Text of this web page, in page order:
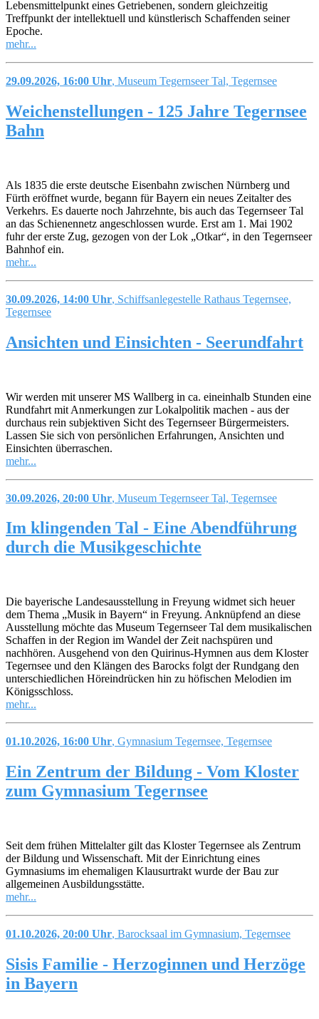
Lebensmittelpunkt eines Getriebenen, sondern gleichzeitig
Treffpunkt der intellektuell und künstlerisch Schaffenden seiner
Epoche.
mehr...
29.09.2026, 16:00 Uhr, Museum Tegernseer Tal, Tegernsee
Weichenstellungen - 125 Jahre Tegernsee
Bahn
Als 1835 die erste deutsche Eisenbahn zwischen Nürnberg und
Fürth eröffnet wurde, begann für Bayern ein neues Zeitalter des
Verkehrs. Es dauerte noch Jahrzehnte, bis auch das Tegernseer Tal
an das Schienennetz angeschlossen wurde. Erst am 1. Mai 1902
fuhr der erste Zug, gezogen von der Lok „Otkar“, in den Tegernseer
Bahnhof ein.
mehr...
30.09.2026, 14:00 Uhr, Schiffsanlegestelle Rathaus Tegernsee,
Tegernsee
Ansichten und Einsichten - Seerundfahrt
Wir werden mit unserer MS Wallberg in ca. eineinhalb Stunden eine
Rundfahrt mit Anmerkungen zur Lokalpolitik machen - aus der
durchaus rein subjektiven Sicht des Tegernseer Bürgermeisters.
Lassen Sie sich von persönlichen Erfahrungen, Ansichten und
Einsichten überraschen.
mehr...
30.09.2026, 20:00 Uhr, Museum Tegernseer Tal, Tegernsee
Im klingenden Tal - Eine Abendführung
durch die Musikgeschichte
Die bayerische Landesausstellung in Freyung widmet sich heuer
dem Thema „Musik in Bayern“ in Freyung. Anknüpfend an diese
Ausstellung möchte das Museum Tegernseer Tal dem musikalischen
Schaffen in der Region im Wandel der Zeit nachspüren und
nachhören. Ausgehend von den Quirinus-Hymnen aus dem Kloster
Tegernsee und den Klängen des Barocks folgt der Rundgang den
unterschiedlichen Höreindrücken hin zu höfischen Melodien im
Königsschloss.
mehr...
01.10.2026, 16:00 Uhr, Gymnasium Tegernsee, Tegernsee
Ein Zentrum der Bildung - Vom Kloster
zum Gymnasium Tegernsee
Seit dem frühen Mittelalter gilt das Kloster Tegernsee als Zentrum
der Bildung und Wissenschaft. Mit der Einrichtung eines
Gymnasiums im ehemaligen Klausurtrakt wurde der Bau zur
allgemeinen Ausbildungsstätte.
mehr...
01.10.2026, 20:00 Uhr, Barocksaal im Gymnasium, Tegernsee
Sisis Familie - Herzoginnen und Herzöge
in Bayern